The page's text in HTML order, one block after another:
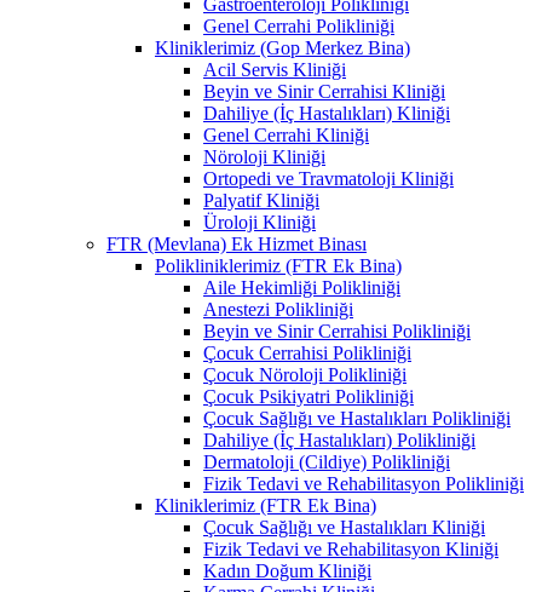
Genel Cerrahi Polikliniği
Kliniklerimiz (Gop Merkez Bina)
Acil Servis Kliniği
Beyin ve Sinir Cerrahisi Kliniği
Dahiliye (İç Hastalıkları) Kliniği
Genel Cerrahi Kliniği
Nöroloji Kliniği
Ortopedi ve Travmatoloji Kliniği
Palyatif Kliniği
Üroloji Kliniği
FTR (Mevlana) Ek Hizmet Binası
Polikliniklerimiz (FTR Ek Bina)
Aile Hekimliği Polikliniği
Anestezi Polikliniği
Beyin ve Sinir Cerrahisi Polikliniği
Çocuk Cerrahisi Polikliniği
Çocuk Nöroloji Polikliniği
Çocuk Psikiyatri Polikliniği
Çocuk Sağlığı ve Hastalıkları Polikliniği
Dahiliye (İç Hastalıkları) Polikliniği
Dermatoloji (Cildiye) Polikliniği
Fizik Tedavi ve Rehabilitasyon Polikliniği
Kliniklerimiz (FTR Ek Bina)
Çocuk Sağlığı ve Hastalıkları Kliniği
Fizik Tedavi ve Rehabilitasyon Kliniği
Kadın Doğum Kliniği